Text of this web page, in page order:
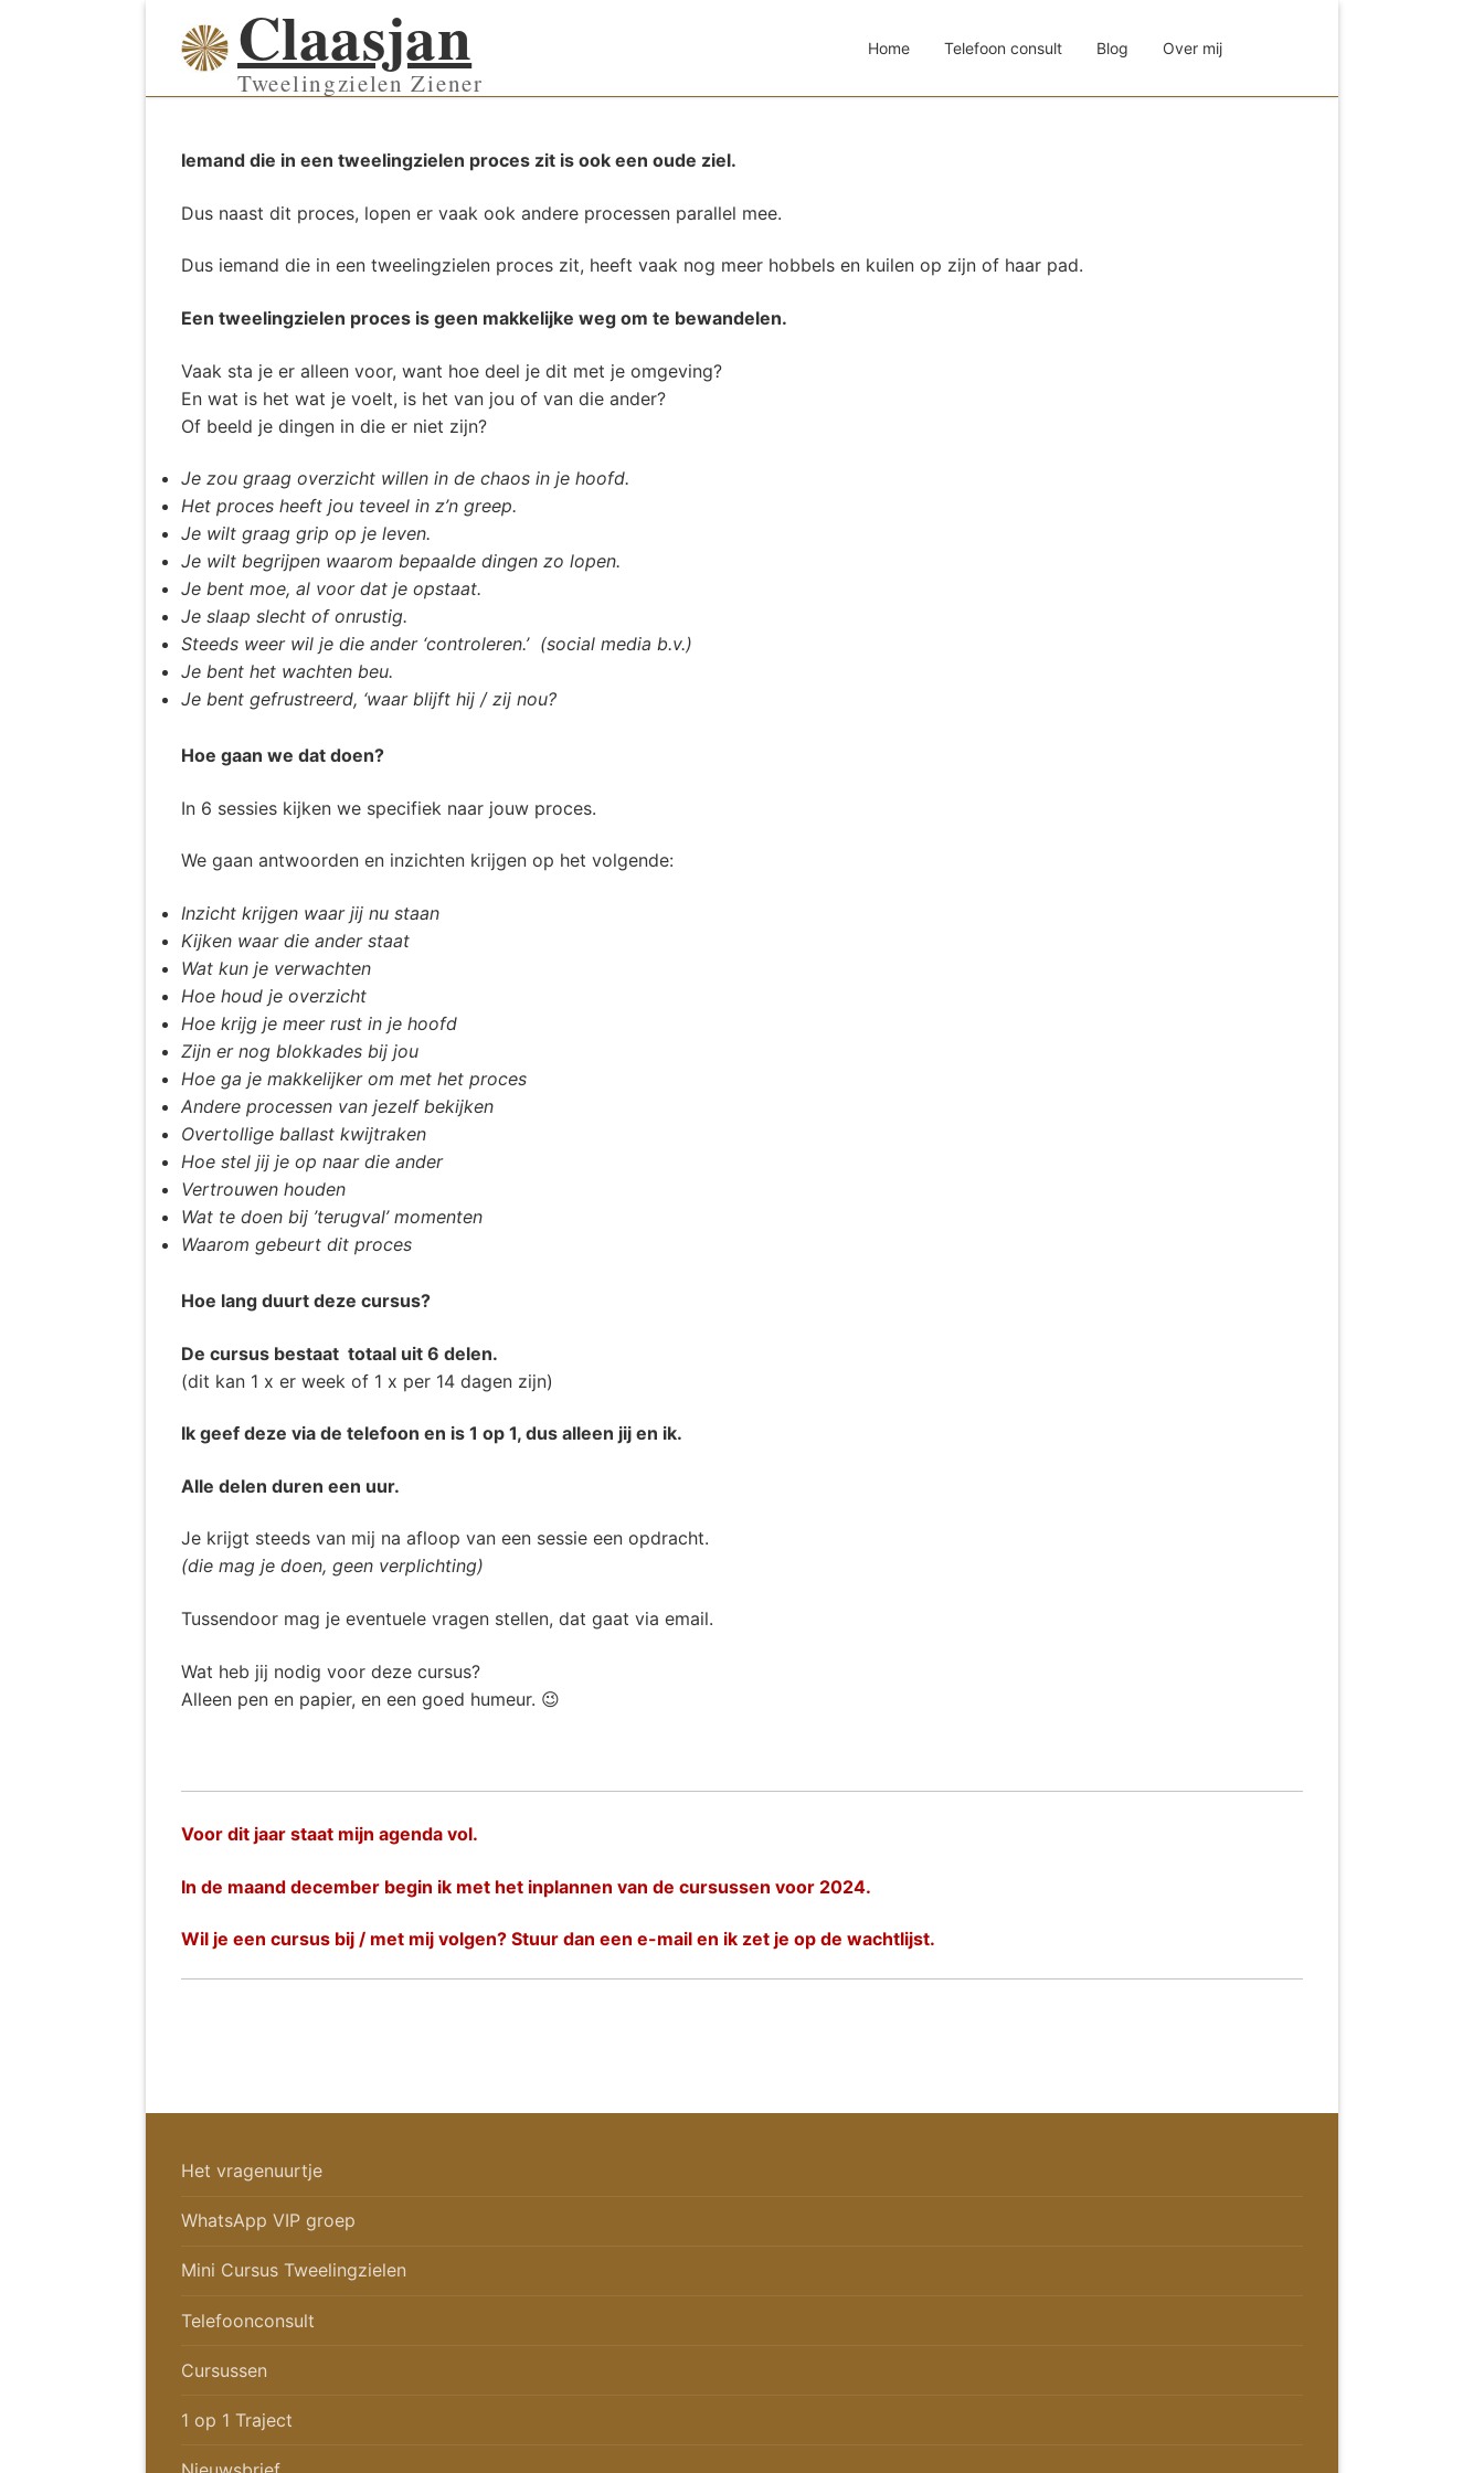
inhoud
Claasjan
Tweelingzielen Ziener
Home Telefoon consult Blog Over mij
Iemand die in een tweelingzielen proces zit is ook een oude ziel.
Dus naast dit proces, lopen er vaak ook andere processen parallel mee.
Dus iemand die in een tweelingzielen proces zit, heeft vaak nog meer hobbels en kuilen op zijn of haar pad.
Een tweelingzielen proces is geen makkelijke weg om te bewandelen.
Vaak sta je er alleen voor, want hoe deel je dit met je omgeving?
En wat is het wat je voelt, is het van jou of van die ander?
Of beeld je dingen in die er niet zijn?
Je zou graag overzicht willen in de chaos in je hoofd.
Het proces heeft jou teveel in z’n greep.
Je wilt graag grip op je leven.
Je wilt begrijpen waarom bepaalde dingen zo lopen.
Je bent moe, al voor dat je opstaat.
Je slaap slecht of onrustig.
Steeds weer wil je die ander ‘controleren.’ (social media b.v.)
Je bent het wachten beu.
Je bent gefrustreerd, ‘waar blijft hij / zij nou?
Hoe gaan we dat doen?
In 6 sessies kijken we specifiek naar jouw proces.
We gaan antwoorden en inzichten krijgen op het volgende:
Inzicht krijgen waar jij nu staan
Kijken waar die ander staat
Wat kun je verwachten
Hoe houd je overzicht
Hoe krijg je meer rust in je hoofd
Zijn er nog blokkades bij jou
Hoe ga je makkelijker om met het proces
Andere processen van jezelf bekijken
Overtollige ballast kwijtraken
Hoe stel jij je op naar die ander
Vertrouwen houden
Wat te doen bij ’terugval’ momenten
Waarom gebeurt dit proces
Hoe lang duurt deze cursus?
De cursus bestaat totaal uit 6 delen.
(dit kan 1 x er week of 1 x per 14 dagen zijn)
Ik geef deze via de telefoon en is 1 op 1, dus alleen jij en ik.
Alle delen duren een uur.
Je krijgt steeds van mij na afloop van een sessie een opdracht.
(die mag je doen, geen verplichting)
Tussendoor mag je eventuele vragen stellen, dat gaat via email.
Wat heb jij nodig voor deze cursus?
Alleen pen en papier, en een goed humeur. 😉
Voor dit jaar staat mijn agenda vol.
In de maand december begin ik met het inplannen van de cursussen voor 2024.
Wil je een cursus bij / met mij volgen? Stuur dan een e-mail en ik zet je op de wachtlijst.
Het vragenuurtje
WhatsApp VIP groep
Mini Cursus Tweelingzielen
Telefoonconsult
Cursussen
1 op 1 Traject